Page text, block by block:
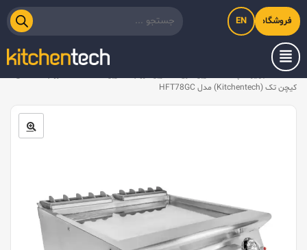
فروشگاه اینترنتی کیت‌لاین
EN
خانه
کیچن تک (Kitchentech) مدل HFT78GC